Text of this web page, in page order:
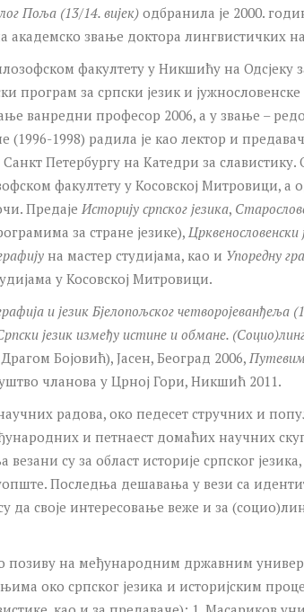
Поља (13/14. вијек)одбранила је 2000.
академско звање доктора лингвистичких
факултету у Никшићу на Одсјеку
програм за српски језик и
ванредни професор 2006, а у звање –
1998) радила је као лектор и предавач
Петербургу на Катедри за славистику.
факултету у Косовској Митровици, а
Предаје Историју српског језика,
за стране језике), Црквенословенски
на мастер студијама, као и Упоредну
у Косовској Митровици.
и језик Бјелопољског четворојеванђеља
језик између истине и обмане.
Бојовић), Јасен, Београд 2006,
чланова у Црној Гори, Никшић 2011.
радова, око педесет стручних и
и петнаест домаћих научних
су за област историје српског
Последња дешавања у вези са
да своје интересовање веже и за
позиву на међународним државним
око српског језика и историјским